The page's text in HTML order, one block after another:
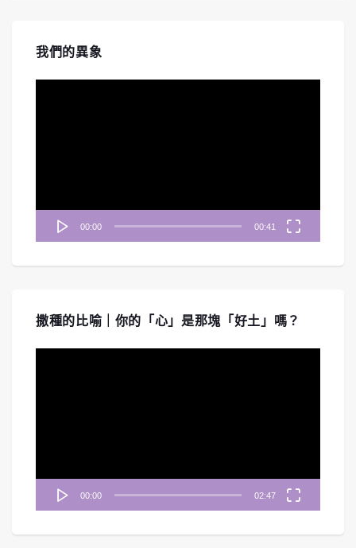
我們的異象
00:00 00:41
撒種的比喻｜你的「心」是那塊「好土」嗎？
00:00 02:47